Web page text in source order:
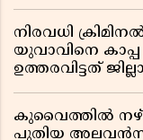
നിരവധി
യുവാവിനെ കാപ്പ
ഉത്തരവിട്ടത്
കുവൈത്തിൽ
പുതിയ അലവൻസ്